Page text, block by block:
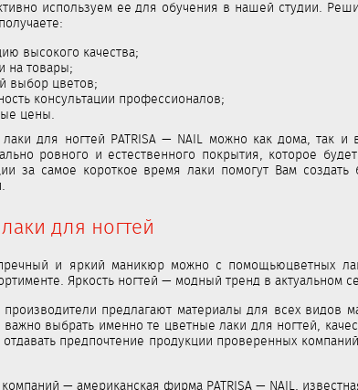
используем ее для обучения в нашей студии.
высокого качества;
на товары;
выбор цветов;
консультации профессионалов;
цены.
лаки для ногтей PATRISA — NAIL можно как дома, так
ровного и естественного покрытия, которое
за самое короткое время лаки помогут Вам
для ногтей
и яркий маникюр можно с помощьюцветных
Яркость ногтей — модный тренд в актуальном
предлагают материалы для всех видов
важно выбрать именно те цветные лаки для ногтей,
отдавать предпочтение продукции проверенных
компаний — американская фирма PATRISA — NAIL,